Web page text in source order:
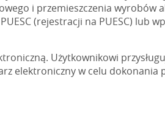
i przemieszczenia wyrobów
(rejestracji na PUESC) lub
Użytkownikowi
elektroniczny w celu dokonania